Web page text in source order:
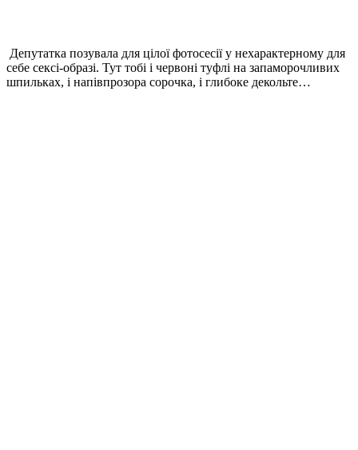
Депутатка позувала для цілої фотосесії у нехарактерному для
себе сексі-образі. Тут тобі і червоні туфлі на запаморочливих
шпильках, і напівпрозора сорочка, і глибоке декольте…